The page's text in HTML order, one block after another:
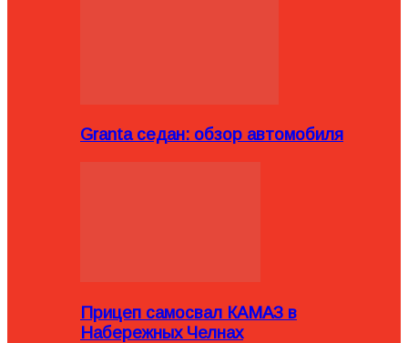
Granta седан: обзор автомобиля
Прицеп самосвал КАМАЗ в
Набережных Челнах